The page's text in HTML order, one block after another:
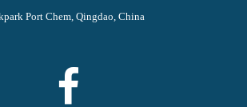
Port Chem, Qingdao, China